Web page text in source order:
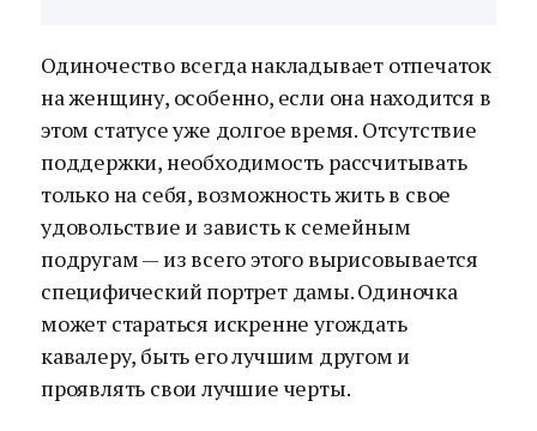
Одиночество всегда накладывает отпечаток
на женщину, особенно, если она находится в
этом статусе уже долгое время. Отсутствие
поддержки, необходимость рассчитывать
только на себя, возможность жить в свое
удовольствие и зависть к семейным
подругам — из всего этого вырисовывается
специфический портрет дамы. Одиночка
может стараться искренне угождать
кавалеру, быть его лучшим другом и
проявлять свои лучшие черты.